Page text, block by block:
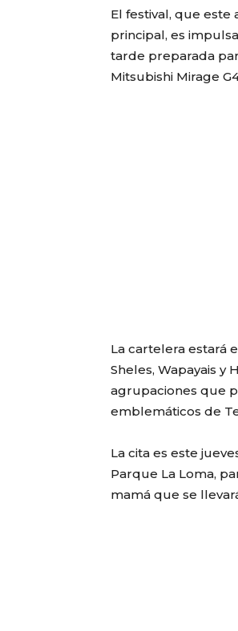
El festival, que este
principal, es
tarde preparada
Mitsubishi Mirage
La cartelera estará
Sheles, Wapayais y
agrupaciones que
emblemáticos de
La cita es este
Parque La Loma,
mamá que se